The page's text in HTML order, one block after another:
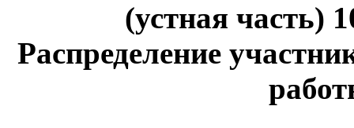
(устная часть)
Распределение